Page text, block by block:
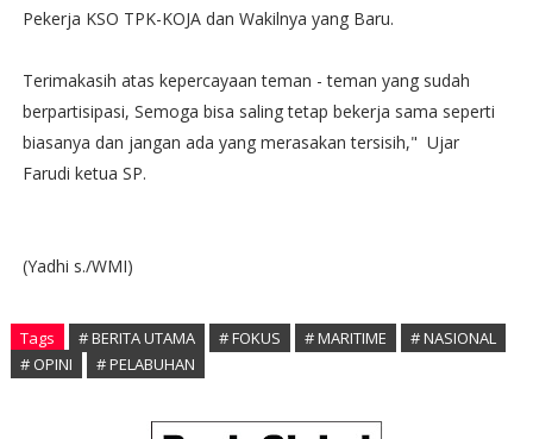
Pekerja KSO TPK-KOJA dan Wakilnya yang Baru.
Terimakasih atas kepercayaan teman - teman yang sudah
berpartisipasi, Semoga bisa saling tetap bekerja sama seperti
biasanya dan jangan ada yang merasakan tersisih," Ujar
Farudi ketua SP.
(Yadhi s./WMI)
Tags # BERITA UTAMA # FOKUS # MARITIME
# NASIONAL
# OPINI
# PELABUHAN